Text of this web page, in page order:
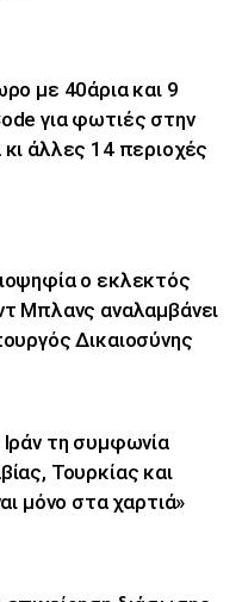
με 40άρια και 9
για φωτιές στην
άλλες 14 περιοχές
ο εκλεκτός
Μπλανς αναλαμβάνει
Δικαιοσύνης
τη συμφωνία
Τουρκίας και
μόνο στα χαρτιά»